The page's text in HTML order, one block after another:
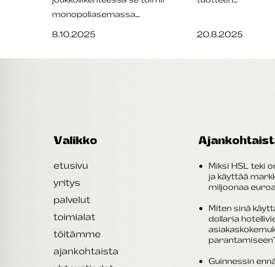
monopoliasemassa…
8.10.2025
20.8.2025
Valikko
etusivu
yritys
palvelut
toimialat
töitämme
ajankohtaista
Miksi HSL teki
ja käyttää
miljoonaa
Miten sinä
dollaria
Guinnessin